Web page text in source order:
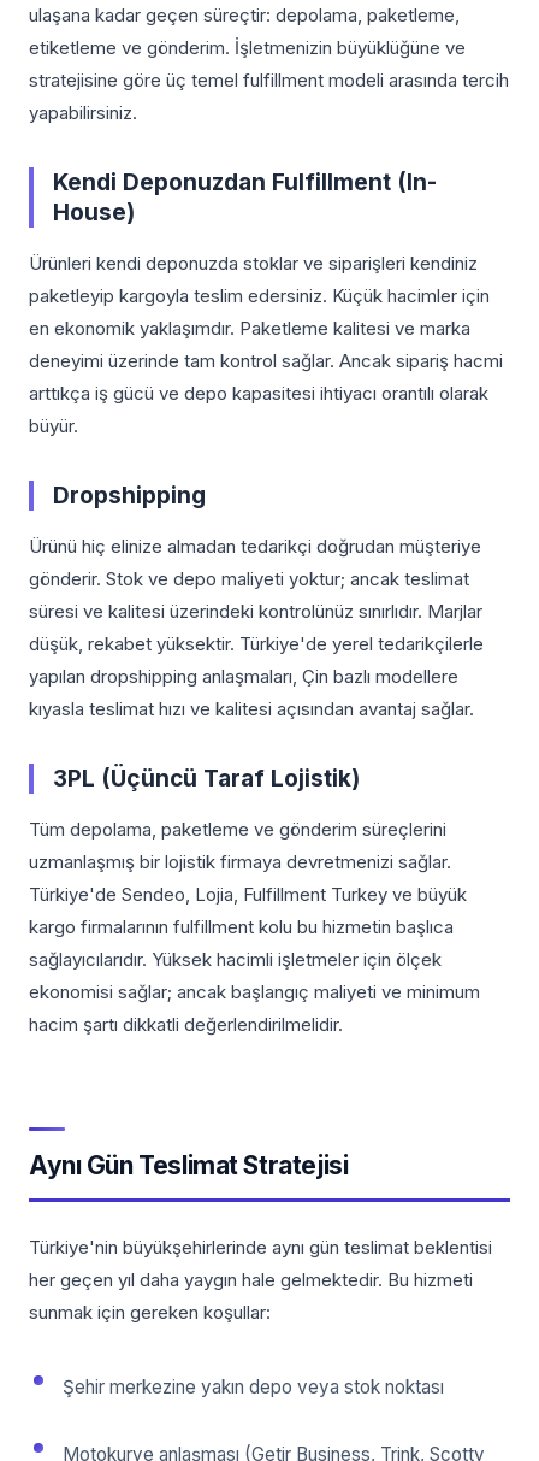
ulaşana kadar geçen süreçtir: depolama, paketleme,
etiketleme ve gönderim. İşletmenizin büyüklüğüne ve
stratejisine göre üç temel fulfillment modeli arasında tercih
yapabilirsiniz.
Kendi Deponuzdan Fulfillment (In-
House)
Ürünleri kendi deponuzda stoklar ve siparişleri kendiniz
paketleyip kargoyla teslim edersiniz. Küçük hacimler için
en ekonomik yaklaşımdır. Paketleme kalitesi ve marka
deneyimi üzerinde tam kontrol sağlar. Ancak sipariş hacmi
arttıkça iş gücü ve depo kapasitesi ihtiyacı orantılı olarak
büyür.
Dropshipping
Ürünü hiç elinize almadan tedarikçi doğrudan müşteriye
gönderir. Stok ve depo maliyeti yoktur; ancak teslimat
süresi ve kalitesi üzerindeki kontrolünüz sınırlıdır. Marjlar
düşük, rekabet yüksektir. Türkiye'de yerel tedarikçilerle
yapılan dropshipping anlaşmaları, Çin bazlı modellere
kıyasla teslimat hızı ve kalitesi açısından avantaj sağlar.
3PL (Üçüncü Taraf Lojistik)
Tüm depolama, paketleme ve gönderim süreçlerini
uzmanlaşmış bir lojistik firmaya devretmenizi sağlar.
Türkiye'de Sendeo, Lojia, Fulfillment Turkey ve büyük
kargo firmalarının fulfillment kolu bu hizmetin başlıca
sağlayıcılarıdır. Yüksek hacimli işletmeler için ölçek
ekonomisi sağlar; ancak başlangıç maliyeti ve minimum
hacim şartı dikkatli değerlendirilmelidir.
Aynı Gün Teslimat Stratejisi
Türkiye'nin büyükşehirlerinde aynı gün teslimat beklentisi
her geçen yıl daha yaygın hale gelmektedir. Bu hizmeti
sunmak için gereken koşullar:
Şehir merkezine yakın depo veya stok noktası
Motokurye anlaşması (Getir Business, Trink, Scotty